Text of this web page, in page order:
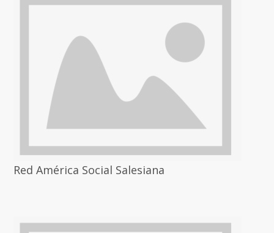
Red América Social Salesiana